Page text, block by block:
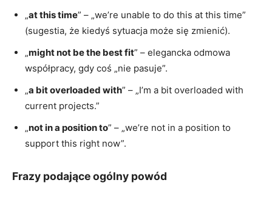
„at this time” – „we’re unable to do this at this time”
(sugestia, że kiedyś sytuacja może się zmienić).
„might not be the best fit” – elegancka odmowa
współpracy, gdy coś „nie pasuje”.
„a bit overloaded with” – „I’m a bit overloaded with
current projects.”
„not in a position to” – „we’re not in a position to
support this right now”.
Frazy podające ogólny powód